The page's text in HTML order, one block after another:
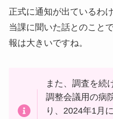
正式に通知が出ているわ
当課に聞いた話とのこと
報は大きいですね。
また、調査を続
調整会議用の病
り、2024年1月